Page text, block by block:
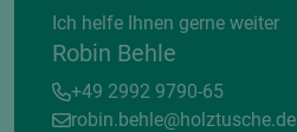
Ich helfe Ihnen gerne weiter
Robin Behle
+49 2992 9790-65
robin.behle@holztusche.de